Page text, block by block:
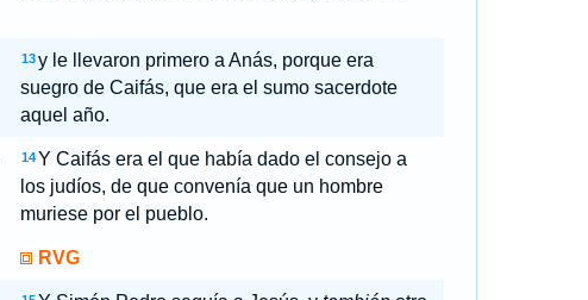
13 y le llevaron primero a Anás, porque era
suegro de Caifás, que era el sumo sacerdote
aquel año.
14 Y Caifás era el que había dado el consejo a
los judíos, de que convenía que un hombre
muriese por el pueblo.
RVG